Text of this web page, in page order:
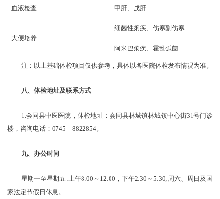
血液检查 甲肝、戊肝
大便培养
细菌性痢疾、伤寒副伤寒
阿米巴痢疾、霍乱弧菌
注：以上基础体检项目仅供参考，具体以各医院体检发布情况为准。
八、体检地址及联系方式
1.会同县中医 医院，体检地址： 会同县林城镇林城镇中心街31号门诊
楼，咨询电话：0745—8822854。
九、办公时间
星期一至星期五 :上午8:00～12:00，下午2:30～5:30;周六、周日及国
家法定节假日休息。